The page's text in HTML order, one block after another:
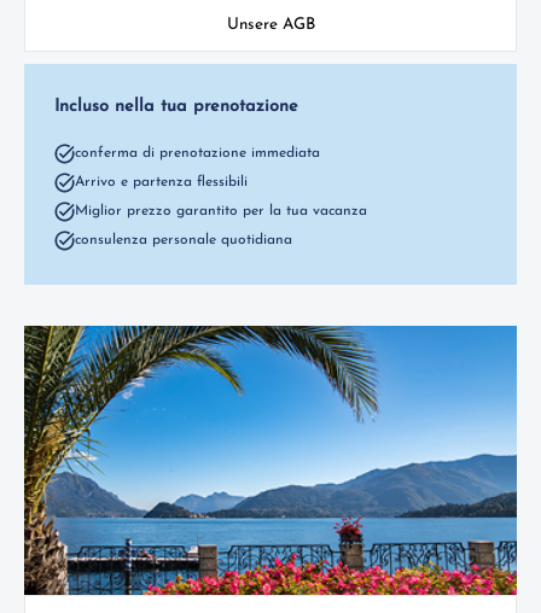
Unsere AGB
Incluso nella tua prenotazione
conferma di prenotazione immediata
Arrivo e partenza flessibili
Miglior prezzo garantito per la tua vacanza
consulenza personale quotidiana